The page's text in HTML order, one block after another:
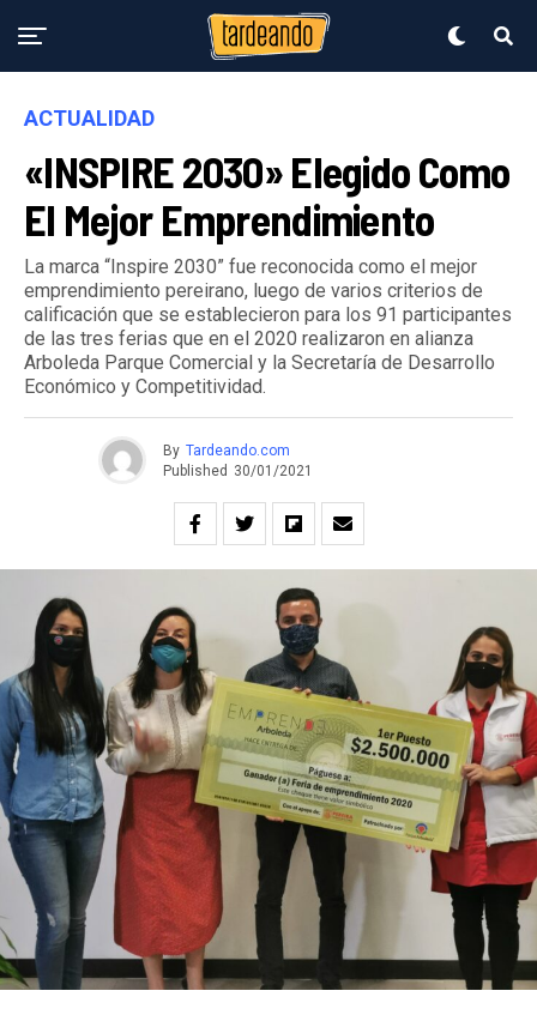
ACTUALIDAD
«INSPIRE 2030» Elegido Como
El Mejor Emprendimiento
La marca “Inspire 2030” fue reconocida como el mejor
emprendimiento pereirano, luego de varios criterios de
calificación que se establecieron para los 91 participantes
de las tres ferias que en el 2020 realizaron en alianza
Arboleda Parque Comercial y la Secretaría de Desarrollo
Económico y Competitividad.
By Tardeando.com
Published 30/01/2021